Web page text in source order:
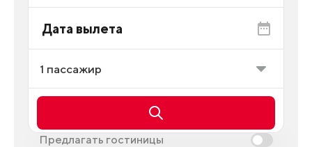
Дата вылета
1 пассажир
Предлагать гостиницы